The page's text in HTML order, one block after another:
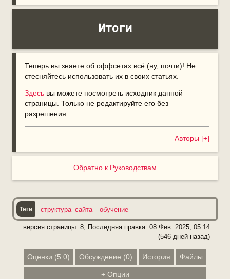
Итоги
Теперь вы знаете об оффсетах всё (ну, почти)! Не
стесняйтесь использовать их в своих статьях.
Здесь вы можете посмотреть исходник данной
страницы. Только не редактируйте его без
разрешения.
Авторы [+]
Обратно к Руководствам
структура_сайта обучение
версия страницы: 8, Последняя правка: 08 Фев. 2025, 05:14
(546 дней назад)
Оценки (5.0) Обсуждение (0) История Файлы
+ Опции